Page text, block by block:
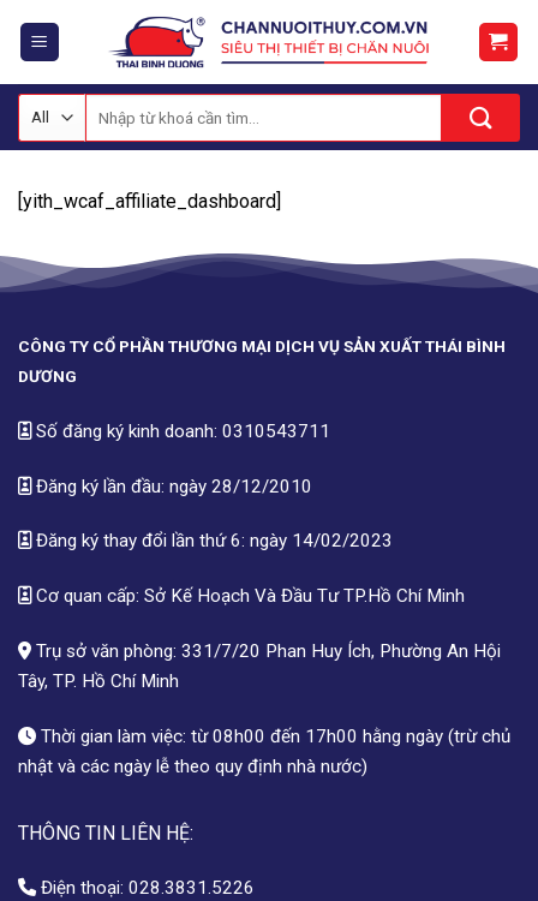
kiếm:
[yith_wcaf_affiliate_dashboard]
CÔNG TY CỔ PHẦN THƯƠNG MẠI DỊCH VỤ SẢN XUẤT THÁI BÌNH
DƯƠNG
Số đăng ký kinh doanh: 0310543711
Đăng ký lần đầu: ngày 28/12/2010
Đăng ký thay đổi lần thứ 6: ngày 14/02/2023
Cơ quan cấp: Sở Kế Hoạch Và Đầu Tư TP.Hồ Chí Minh
Trụ sở văn phòng: 331/7/20 Phan Huy Ích, Phường An Hội
Tây, TP. Hồ Chí Minh
Thời gian làm việc: từ 08h00 đến 17h00 hằng ngày (trừ chủ
nhật và các ngày lễ theo quy định nhà nước)
THÔNG TIN LIÊN HỆ:
Điện thoại: 028.3831.5226